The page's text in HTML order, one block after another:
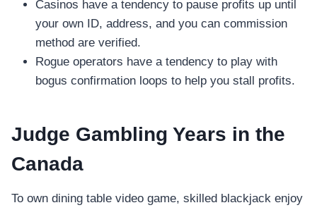
Casinos have a tendency to pause profits up until
your own ID, address, and you can commission
method are verified.
Rogue operators have a tendency to play with
bogus confirmation loops to help you stall profits.
Judge Gambling Years in the
Canada
To own dining table video game, skilled blackjack enjoy